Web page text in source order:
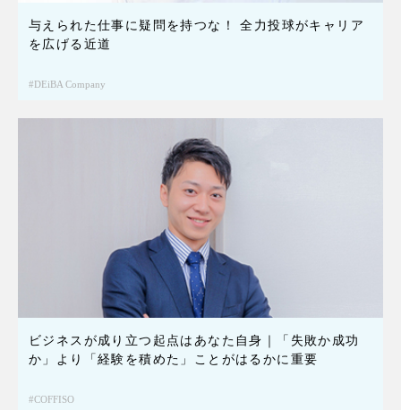
与えられた仕事に疑問を持つな！ 全力投球がキャリア
を広げる近道
DEiBA Company
ビジネスが成り立つ起点はあなた自身｜「失敗か成功
か」より「経験を積めた」ことがはるかに重要
COFFISO